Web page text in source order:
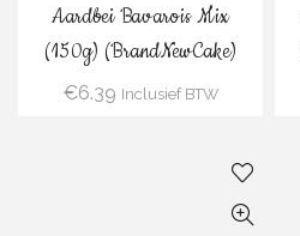
Aardbei Bavarois Mix
(150g) (BrandNewCake)
€6.39 Inclusief BTW